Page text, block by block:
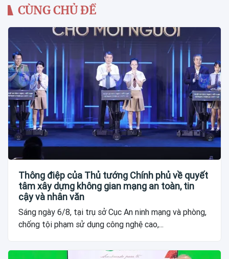
CÙNG CHỦ ĐỀ
Thông điệp của Thủ tướng Chính phủ về quyết
tâm xây dựng không gian mạng an toàn, tin
cậy và nhân văn
Sáng ngày 6/8, tại trụ sở Cục An ninh mạng và phòng,
chống tội phạm sử dụng công nghệ cao,...